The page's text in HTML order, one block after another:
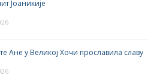
Јоаникије
Ане у Великој Хочи прославила славу